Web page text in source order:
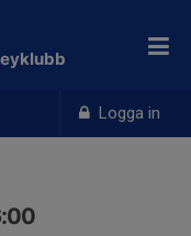
Logga in